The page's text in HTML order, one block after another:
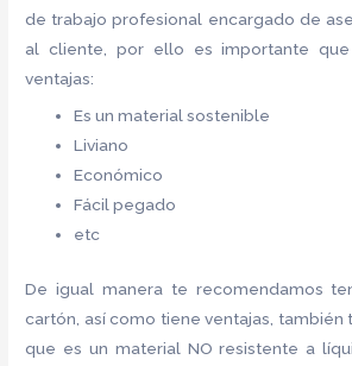
de trabajo profesional encargado de
al cliente, por ello es importante que
ventajas:
Es un material sostenible
Liviano
Económico
Fácil pegado
etc
De igual manera te recomendamos
cartón, así como tiene ventajas,
que es un material NO resistente a